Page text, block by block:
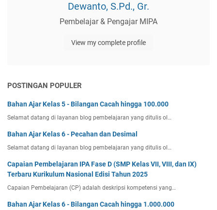
Dewanto, S.Pd., Gr.
Pembelajar & Pengajar MIPA
View my complete profile
POSTINGAN POPULER
Bahan Ajar Kelas 5 - Bilangan Cacah hingga 100.000
Selamat datang di layanan blog pembelajaran yang ditulis ol…
Bahan Ajar Kelas 6 - Pecahan dan Desimal
Selamat datang di layanan blog pembelajaran yang ditulis ol…
Capaian Pembelajaran IPA Fase D (SMP Kelas VII, VIII, dan IX)
Terbaru Kurikulum Nasional Edisi Tahun 2025
Capaian Pembelajaran (CP) adalah deskripsi kompetensi yang…
Bahan Ajar Kelas 6 - Bilangan Cacah hingga 1.000.000